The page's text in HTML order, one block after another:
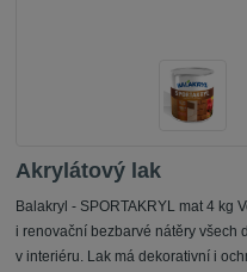
Akrylátový lak
Balakryl - SPORTAKRYL mat 4 kg
i renovační bezbarvé nátěry všech
v interiéru. Lak má dekorativní i